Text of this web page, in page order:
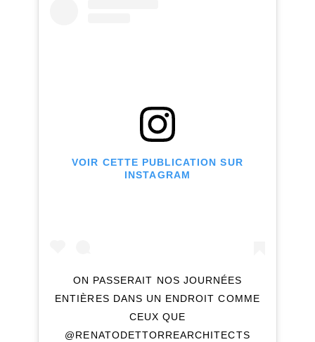
VOIR CETTE PUBLICATION SUR
INSTAGRAM
ON PASSERAIT NOS JOURNÉES
ENTIÈRES DANS UN ENDROIT COMME
CEUX QUE
@RENATODETTORREARCHITECTS